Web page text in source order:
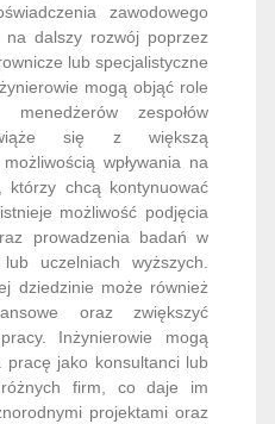
zawodowego
dalszy rozwój poprzez
lub specjalistyczne
mogą objąć role
zespołów
się z większą
wpływania na
chcą kontynuować
możliwość podjęcia
prowadzenia badań w
uczelniach wyższych.
dziedzinie może również
oraz zwiększyć
Inżynierowie mogą
jako konsultanci lub
firm, co daje im
projektami oraz